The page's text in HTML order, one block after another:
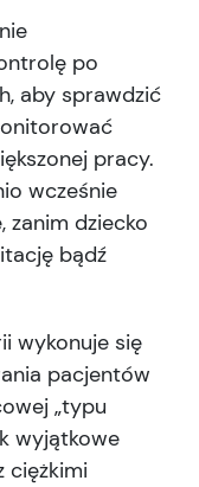
po
aby sprawdzić
pracy.
wcześnie
zanim dziecko
bądź
wykonuje się
pacjentów
„typu
wyjątkowe
ciężkimi